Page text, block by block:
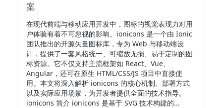
案
在现代前端与移动应用开发中，图标的视觉表现力对用
户体验有着不可忽视的影响。ionicons 是一个由 Ionic
团队推出的开源矢量图标库，专为 Web 与移动端设
计，提供了一套风格统一、可缩放无损、易于定制的图
标资源。它不仅支持主流框架如 React、Vue、
Angular，还可在原生 HTML/CSS/JS 项目中直接使
用。本文将深入解析 ionicons 的核心机制、部署方式
以及实际应用场景，为开发者提供全面的技术指导。
ionicons 简介 ionicons 是基于 SVG 技术构建的...